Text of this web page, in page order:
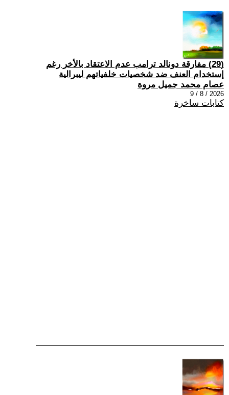
(29) مفارقة دونالد ترامب عدم الاعتقاد بالأخر رغم
إستخدام العنف ضد شخصيات خلفياتهم ليبرالية
عصام محمد جميل مروة
2026 / 8 / 9
كتابات ساخرة